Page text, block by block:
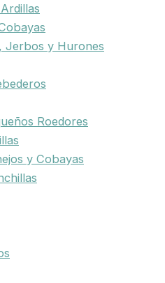
Jerbos y Hurones
Roedores
y Cobayas